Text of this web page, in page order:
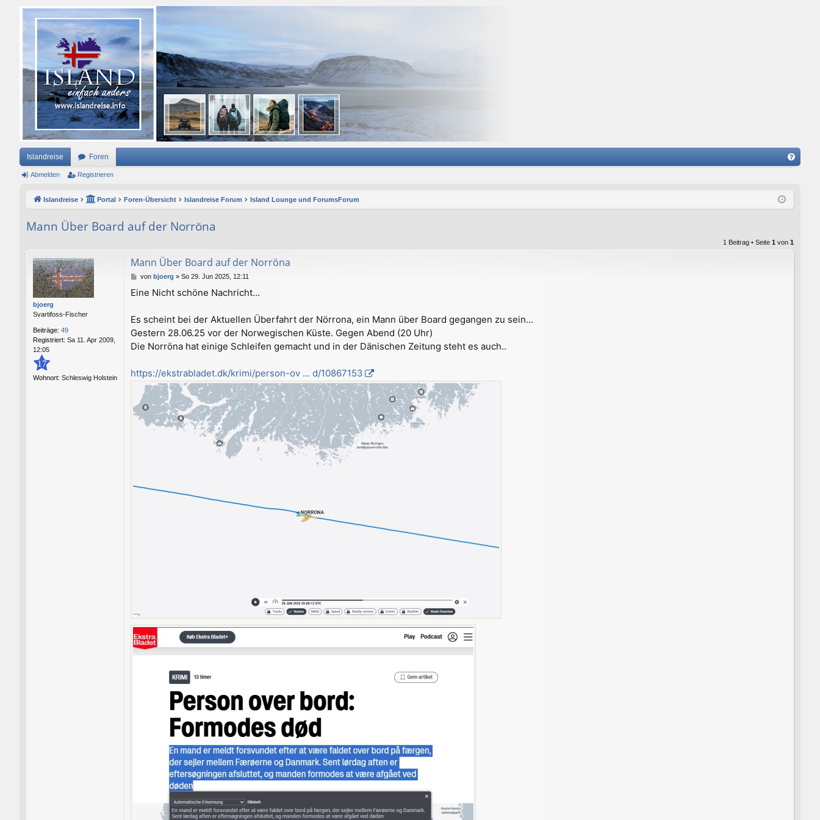
Islandreise Foren
Q
Abmelden Registrieren
Islandreise Portal Foren-Übersicht Islandreise Forum Island Lounge und ForumsForum
Mann Über Board auf der Norröna
1 Beitrag • Seite 1 von 1
bjoerg
Svartifoss-Fischer
Beiträge: 49
Registriert: Sa 11. Apr 2009,
12:05
17
Wohnort: Schleswig Holstein
Mann Über Board auf der Norröna
B
i
a
g
von bjoerg » So 29. Jun 2025, 12:11
Eine Nicht schöne Nachricht...
Es scheint bei der Aktuellen Überfahrt der Nörrona, ein Mann über Board gegangen zu sein...
Gestern 28.06.25 vor der Norwegischen Küste. Gegen Abend (20 Uhr)
Die Norröna hat einige Schleifen gemacht und in der Dänischen Zeitung steht es auch..
https://ekstrabladet.dk/krimi/person-ov ... d/10867153